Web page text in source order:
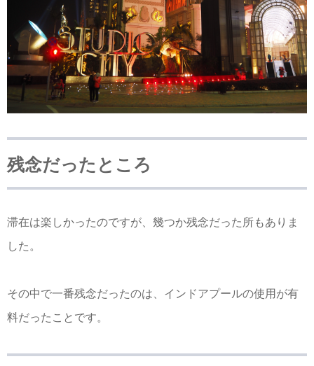
残念だったところ
滞在は楽しかったのですが、幾つか残念だった所もありま
した。
その中で一番残念だったのは、インドアプールの使用が有
料だったことです。